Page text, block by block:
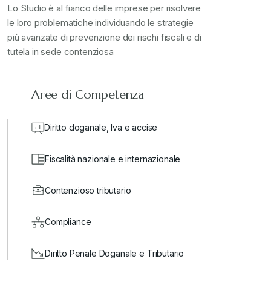
Lo Studio è al fianco delle imprese per risolvere
le loro problematiche individuando le strategie
più avanzate di prevenzione dei rischi fiscali e di
tutela in sede contenziosa
Aree di Competenza
Diritto doganale, Iva e accise
Fiscalità nazionale e internazionale
Contenzioso tributario
Compliance
Diritto Penale Doganale e Tributario